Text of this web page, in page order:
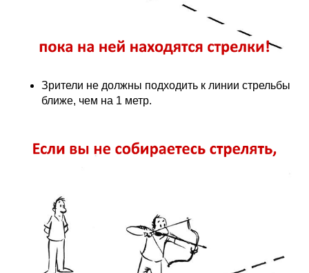
Зрители не должны подходить к линии стрельбы
ближе, чем на 1 метр.